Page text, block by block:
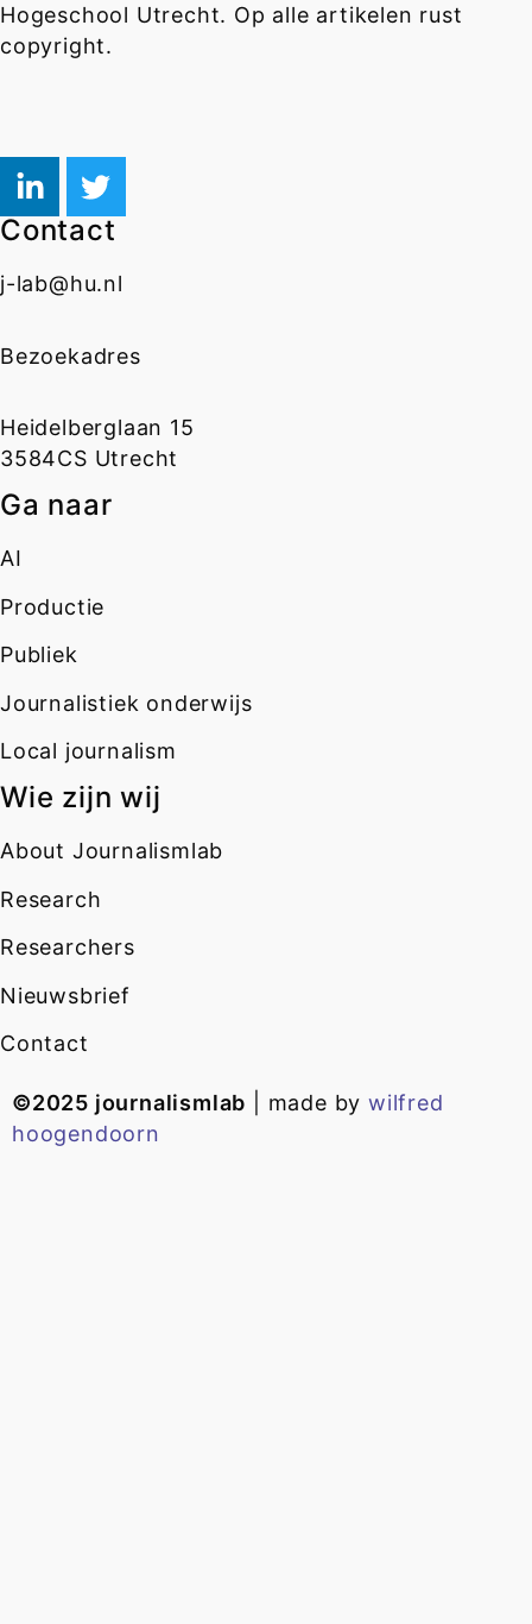
Hogeschool Utrecht. Op alle artikelen rust
copyright.
Contact
j-lab@hu.nl
Bezoekadres
Heidelberglaan 15
3584CS Utrecht
Ga naar
AI
Productie
Publiek
Journalistiek onderwijs
Local journalism
Wie zijn wij
About Journalismlab
Research
Researchers
Nieuwsbrief
Contact
©2025 journalismlab | made bywilfred
hoogendoorn